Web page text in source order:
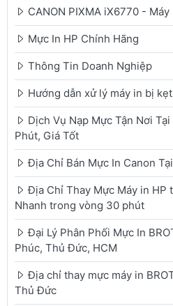
CANON PIXMA iX6770 -
Mực In HP Chính Hãng
Thông Tin Doanh Nghiệp
Hướng dẫn xử lý máy in bị
Dịch Vụ Nạp Mực Tận Nơi
Phút, Giá Tốt
Địa Chỉ Bán Mực In Canon
Địa Chỉ Thay Mực Máy in HP
Nhanh trong vòng 30 phút
Đại Lý Phân Phối Mực In
Phúc, Thủ Đức, HCM
Địa chỉ thay mực máy in
Thủ Đức